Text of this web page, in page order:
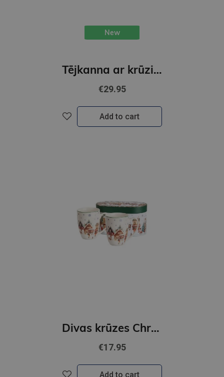
New
Tējkanna ar krūzi un tējas sitiņuu Saulespuķes - V. van Gogs
€29.95
Add to cart
Divas krūzes Christmas Village
€17.95
Add to cart